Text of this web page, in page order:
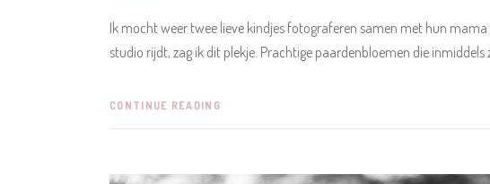
Ik mocht weer twee lieve kindjes fotograferen samen met hun
studio rijdt, zag ik dit plekje. Prachtige paardenbloemen die inmiddels
CONTINUE READING